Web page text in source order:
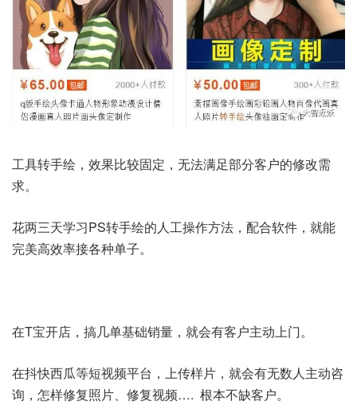
工具转手绘，效果比较固定，无法满足部分客户的修改需
求。
花两三天学习PS转手绘的人工操作方法，配合软件，就能
完美高效率接各种单子。
在T宝开店，搞几单基础销量，就会有客户主动上门。
在抖快西瓜等短视频平台，上传样片，就会有无数人主动咨
询，怎样修复照片、修复视频…. 根本不缺客户。